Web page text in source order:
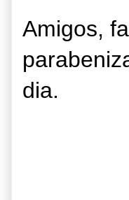
Amigos,
dia.